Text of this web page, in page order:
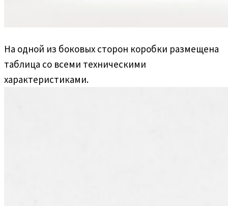
На одной из боковых сторон коробки размещена
таблица со всеми техническими
характеристиками.